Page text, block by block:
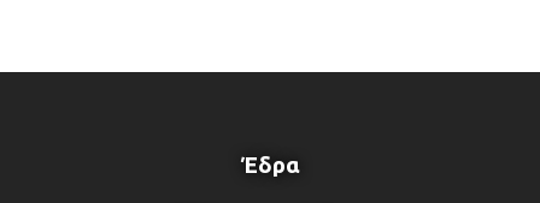
Έδρα